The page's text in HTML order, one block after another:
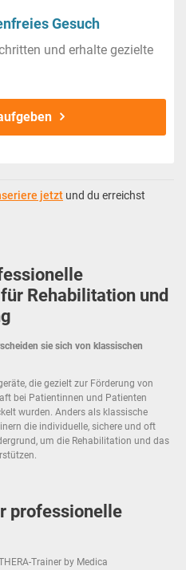
Gesuch
und erhalte gezielte
jetzt und du erreichst
Rehabilitation und
sie sich von klassischen
die gezielt zur Förderung von
bei Patientinnen und Patienten
wurden. Anders als klassische
die individuelle, sichere und oft
um die Rehabilitation und das
professionelle
Trainer by Medica